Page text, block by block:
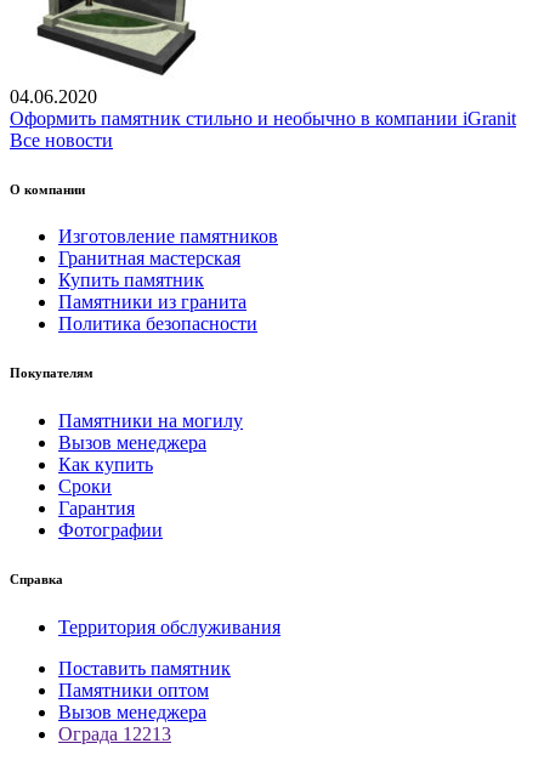
04.06.2020
Оформить памятник стильно и необычно в компании iGranit
Все новости
О компании
Изготовление памятников
Гранитная мастерская
Купить памятник
Памятники из гранита
Политика безопасности
Покупателям
Памятники на могилу
Вызов менеджера
Как купить
Сроки
Гарантия
Фотографии
Справка
Территория обслуживания
Поставить памятник
Памятники оптом
Вызов менеджера
Ограда 12213